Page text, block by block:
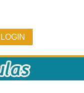
LOGIN